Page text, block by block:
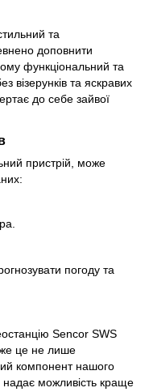
та
доповнити
функціональний та
візерунків та яскравих
до себе зайвої
пристрій, може
погоду та
Sencor SWS
це не лише
компонент нашого
надає можливість краще